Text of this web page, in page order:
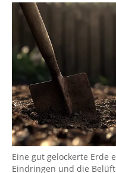
Eine gut gelockerte Erde
Eindringen und die